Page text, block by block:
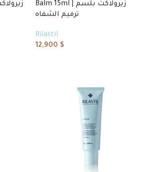
Balm 15ml | زيرولاكت بلسم
ترميم الشفاه
Rilastil
12,900 $